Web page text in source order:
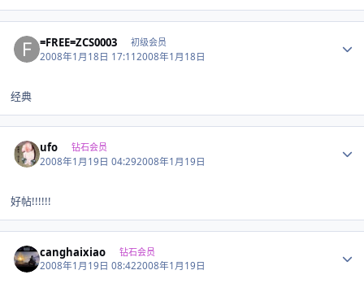
=FREE=ZCS0003 初级会员
2008年1月18日 17:112008年1月18日
经典
ufo 钻石会员
2008年1月19日 04:292008年1月19日
好帖!!!!!!
canghaixiao 钻石会员
2008年1月19日 08:422008年1月19日